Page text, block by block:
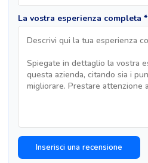
La vostra esperienza completa *